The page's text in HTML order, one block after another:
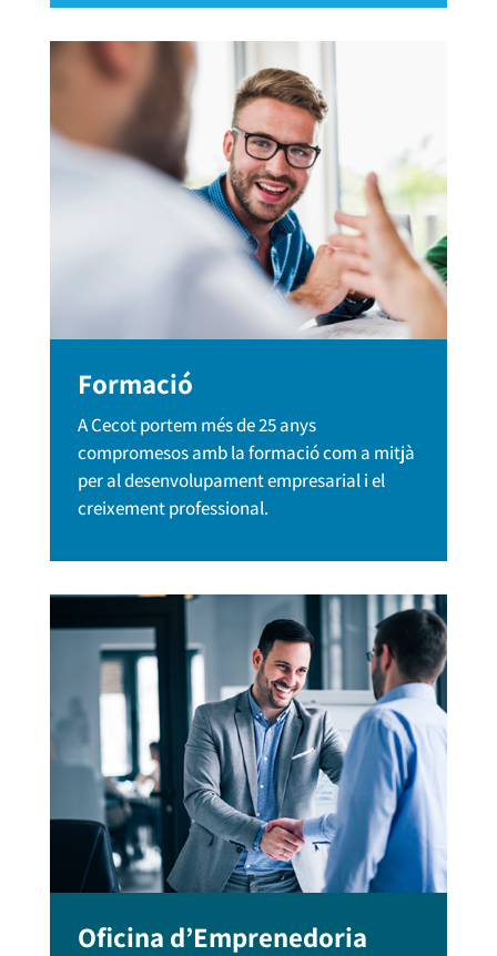
Formació
A Cecot portem més de 25 anys
compromesos amb la formació com a mitjà
per al desenvolupament empresarial i el
creixement professional.
Oficina d’Emprenedoria